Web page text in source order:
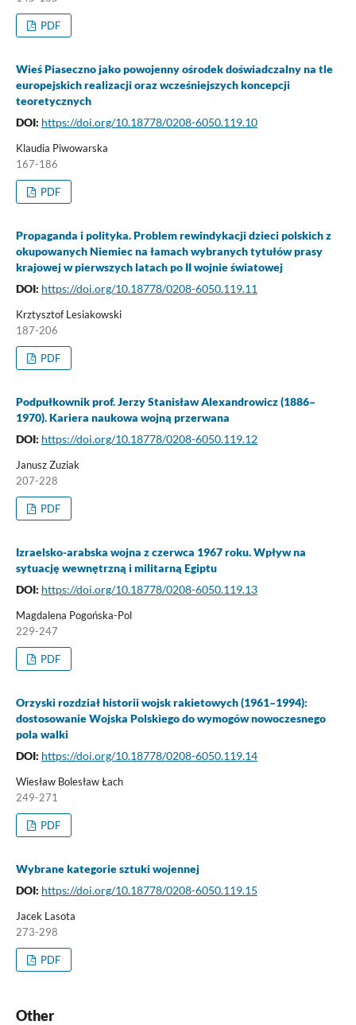
PDF
Wieś Piaseczno jako powojenny ośrodek doświadczalny na tle
europejskich realizacji oraz wcześniejszych koncepcji
teoretycznych
DOI: https://doi.org/10.18778/0208-6050.119.10
Klaudia Piwowarska
167-186
PDF
Propaganda i polityka. Problem rewindykacji dzieci polskich z
okupowanych Niemiec na łamach wybranych tytułów prasy
krajowej w pierwszych latach po II wojnie światowej
DOI: https://doi.org/10.18778/0208-6050.119.11
Krztysztof Lesiakowski
187-206
PDF
Podpułkownik prof. Jerzy Stanisław Alexandrowicz (1886–
1970). Kariera naukowa wojną przerwana
DOI: https://doi.org/10.18778/0208-6050.119.12
Janusz Zuziak
207-228
PDF
Izraelsko-arabska wojna z czerwca 1967 roku. Wpływ na
sytuację wewnętrzną i militarną Egiptu
DOI: https://doi.org/10.18778/0208-6050.119.13
Magdalena Pogońska-Pol
229-247
PDF
Orzyski rozdział historii wojsk rakietowych (1961–1994):
dostosowanie Wojska Polskiego do wymogów nowoczesnego
pola walki
DOI: https://doi.org/10.18778/0208-6050.119.14
Wiesław Bolesław Łach
249-271
PDF
Wybrane kategorie sztuki wojennej
DOI: https://doi.org/10.18778/0208-6050.119.15
Jacek Lasota
273-298
PDF
Other